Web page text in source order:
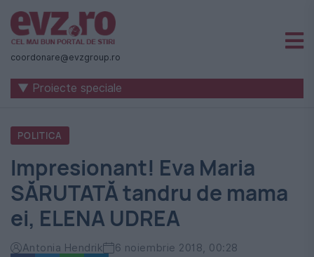
Știri
naționale
internaționale
România
Evenimentul
Zilei
coordonare@evzgroup.ro
▼ Proiecte speciale
POLITICA
Impresionant! Eva Maria
SĂRUTATĂ tandru de mama
ei, ELENA UDREA
Antonia Hendrik 6 noiembrie 2018, 00:28